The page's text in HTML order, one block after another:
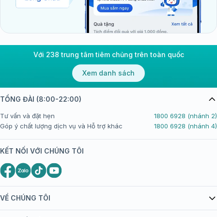
Các lưu ý khi sử dụng AS01 adjuvant system:
AS01 không phải là thuốc dùng độc lập mà chỉ
tồn tại trong thành phần của vắc xin, do đó không
được sử dụng riêng lẻ.
Việc sử dụng AS01 phụ thuộc hoàn toàn vào loại
vắc xin cụ thể, không có liều dùng hoặc chỉ định
riêng cho hệ tá dược này.
Cần tuân thủ nghiêm ngặt đường dùng của vắc xin
(thường là tiêm bắp) và không tự ý thay đổi cách
sử dụng.
Vắc xin chứa AS01 phải được bảo quản đúng điều
kiện chuỗi lạnh (2 - 8°C) và không được làm đông
băng để tránh ảnh hưởng đến cấu trúc liposome.
Trước khi sử dụng cần kiểm tra tình trạng vắc xin,
Với 238 trung tâm tiêm chủng trên toàn quốc
Xem danh sách
VỀ CHÚNG TÔI
TỔNG ĐÀI (8:00-22:00)
Tư vấn và đặt hẹn
1800 6928 (nhánh 2)
Góp ý chất lượng dịch vụ và Hỗ trợ khác
1800 6928 (nhánh 4)
KẾT NỐI VỚI CHÚNG TÔI